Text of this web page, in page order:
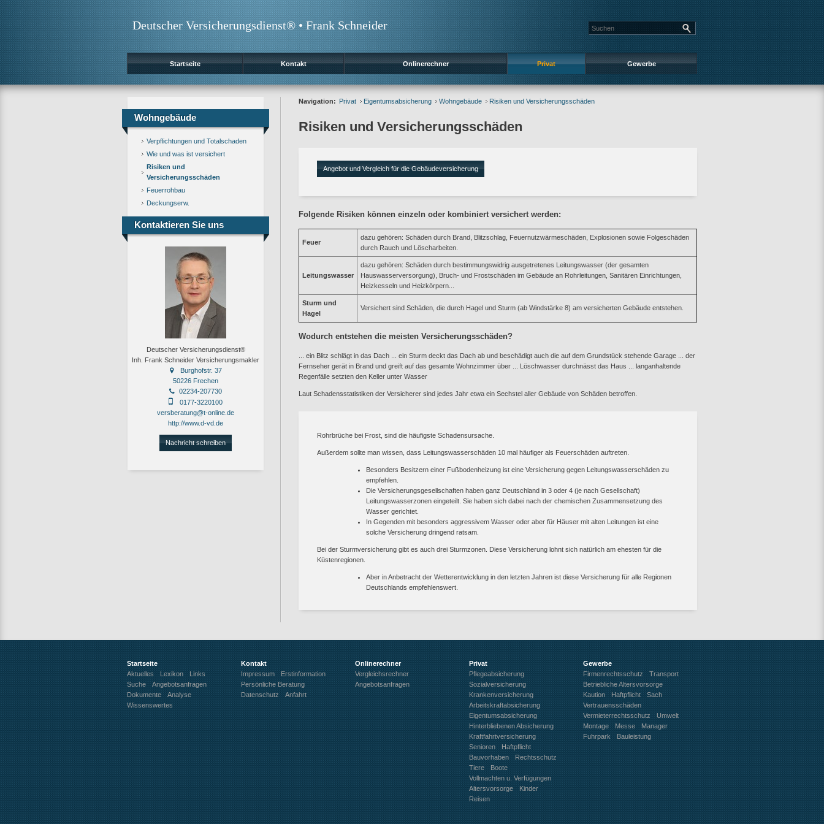
Deutscher Versicherungsdienst® • Frank Schneider
Startseite Kontakt Onlinerechner Privat Gewerbe
Wohngebäude
Verpflichtungen und Totalschaden
Wie und was ist versichert
Risiken und
Versicherungsschäden
Feuerrohbau
Deckungserw.
Kontaktieren Sie uns
Deutscher Versicherungsdienst®
Inh. Frank Schneider Versicherungsmakler
Burghofstr. 37
50226 Frechen
02234-207730
0177-3220100
versberatung@t-online.de
http://www.d-vd.de
Nachricht schreiben
Navigation: Privat Eigentumsabsicherung Wohngebäude Risiken und Versicherungsschäden
Risiken und Versicherungsschäden
Angebot und Vergleich für die Gebäudeversicherung
Folgende Risiken können einzeln oder kombiniert versichert werden:
Feuer
dazu gehören: Schäden durch Brand, Blitzschlag, Feuernutzwärmeschäden, Explosionen sowie Folgeschäden
durch Rauch und Löscharbeiten.
Leitungswasser
dazu gehören: Schäden durch bestimmungswidrig ausgetretenes Leitungswasser (der gesamten
Hauswasserversorgung), Bruch- und Frostschäden im Gebäude an Rohrleitungen, Sanitären Einrichtungen,
Heizkesseln und Heizkörpern...
Sturm und
Hagel
Versichert sind Schäden, die durch Hagel und Sturm (ab Windstärke 8) am versicherten Gebäude entstehen.
Wodurch entstehen die meisten Versicherungsschäden?
... ein Blitz schlägt in das Dach ... ein Sturm deckt das Dach ab und beschädigt auch die auf dem Grundstück stehende Garage ... der
Fernseher gerät in Brand und greift auf das gesamte Wohnzimmer über ... Löschwasser durchnässt das Haus ... langanhaltende
Regenfälle setzten den Keller unter Wasser
Laut Schadensstatistiken der Versicherer sind jedes Jahr etwa ein Sechstel aller Gebäude von Schäden betroffen.
Rohrbrüche bei Frost, sind die häufigste Schadensursache.
Außerdem sollte man wissen, dass Leitungswasserschäden 10 mal häufiger als Feuerschäden auftreten.
Besonders Besitzern einer Fußbodenheizung ist eine Versicherung gegen Leitungswasserschäden zu
empfehlen.
Die Versicherungsgesellschaften haben ganz Deutschland in 3 oder 4 (je nach Gesellschaft)
Leitungswasserzonen eingeteilt. Sie haben sich dabei nach der chemischen Zusammensetzung des
Wasser gerichtet.
In Gegenden mit besonders aggressivem Wasser oder aber für Häuser mit alten Leitungen ist eine
solche Versicherung dringend ratsam.
Bei der Sturmversicherung gibt es auch drei Sturmzonen. Diese Versicherung lohnt sich natürlich am ehesten für die
Küstenregionen.
Aber in Anbetracht der Wetterentwicklung in den letzten Jahren ist diese Versicherung für alle Regionen
Deutschlands empfehlenswert.
Startseite
Aktuelles
Lexikon
Links
Suche
Angebotsanfragen
Dokumente
Analyse
Wissenswertes
Kontakt
Impressum
Erstinformation
Persönliche Beratung
Datenschutz
Anfahrt
Onlinerechner
Vergleichsrechner
Angebotsanfragen
Privat
Pflegeabsicherung
Sozialversicherung
Krankenversicherung
Arbeitskraftabsicherung
Eigentumsabsicherung
Hinterbliebenen Absicherung
Kraftfahrtversicherung
Senioren
Haftpflicht
Bauvorhaben
Rechtsschutz
Tiere
Boote
Vollmachten u. Verfügungen
Altersvorsorge
Kinder
Reisen
Gewerbe
Firmenrechtsschutz
Transport
Betriebliche Altersvorsorge
Kaution
Haftpflicht
Sach
Vertrauensschäden
Vermieterrechtsschutz
Umwelt
Montage
Messe
Manager
Fuhrpark
Bauleistung